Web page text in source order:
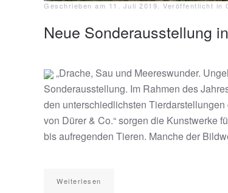
Geschrieben am 11. Juli 2019 . Veröffentlicht in
Neue Sonderausstellung
„Drache, Sau und Meereswunder.
Sonderausstellung. Im Rahmen des
den unterschiedlichsten
von Dürer & Co.“ sorgen die Kunstwerke
bis aufregenden Tieren. Manche der
Weiterlesen